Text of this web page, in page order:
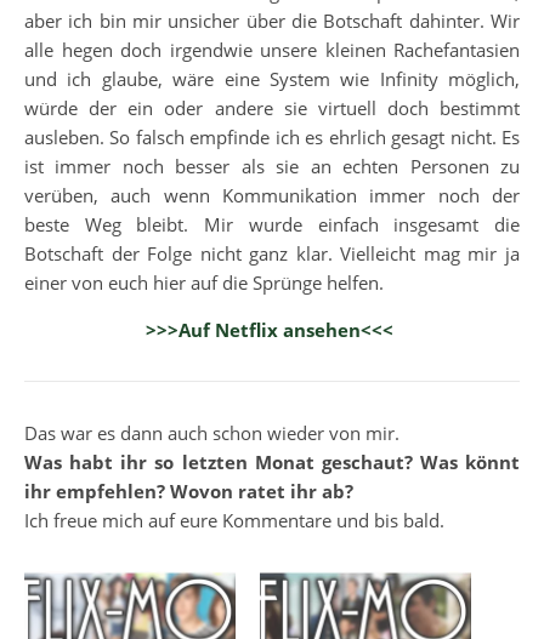
aber ich bin mir unsicher über die Botschaft dahinter. Wir
alle hegen doch irgendwie unsere kleinen Rachefantasien
und ich glaube, wäre eine System wie Infinity möglich,
würde der ein oder andere sie virtuell doch bestimmt
ausleben. So falsch empfinde ich es ehrlich gesagt nicht. Es
ist immer noch besser als sie an echten Personen zu
verüben, auch wenn Kommunikation immer noch der
beste Weg bleibt. Mir wurde einfach insgesamt die
Botschaft der Folge nicht ganz klar. Vielleicht mag mir ja
einer von euch hier auf die Sprünge helfen.
>>>Auf Netflix ansehen<<<
Das war es dann auch schon wieder von mir.
Was habt ihr so letzten Monat geschaut? Was könnt
ihr empfehlen? Wovon ratet ihr ab?
Ich freue mich auf eure Kommentare und bis bald.